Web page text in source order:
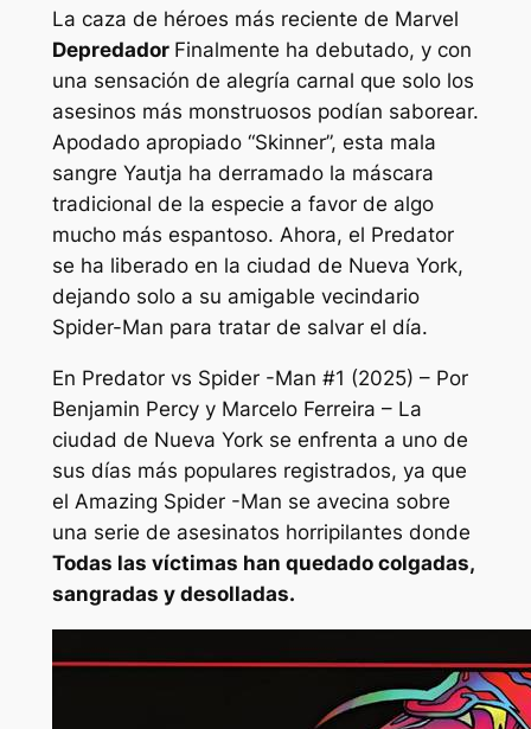
La caza de héroes más reciente de Marvel
Depredador Finalmente ha debutado, y con
una sensación de alegría carnal que solo los
asesinos más monstruosos podían saborear.
Apodado apropiado “Skinner”, esta mala
sangre Yautja ha derramado la máscara
tradicional de la especie a favor de algo
mucho más espantoso. Ahora, el Predator
se ha liberado en la ciudad de Nueva York,
dejando solo a su amigable vecindario
Spider-Man para tratar de salvar el día.
En Predator vs Spider -Man #1 (2025) – Por
Benjamin Percy y Marcelo Ferreira – La
ciudad de Nueva York se enfrenta a uno de
sus días más populares registrados, ya que
el Amazing Spider -Man se avecina sobre
una serie de asesinatos horripilantes donde
Todas las víctimas han quedado colgadas,
sangradas y desolladas.